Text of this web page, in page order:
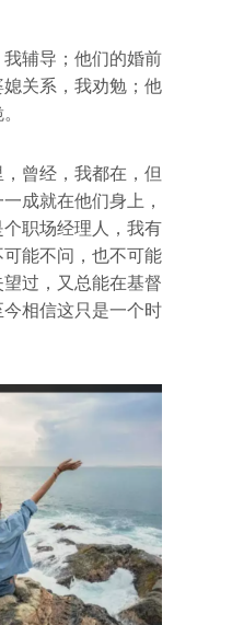
辅导；他们的婚前
关系，我劝勉；他
曾经，我都在，但
成就在他们身上，
职场经理人，我有
能不问，也不可能
过，又总能在基督
相信这只是一个时